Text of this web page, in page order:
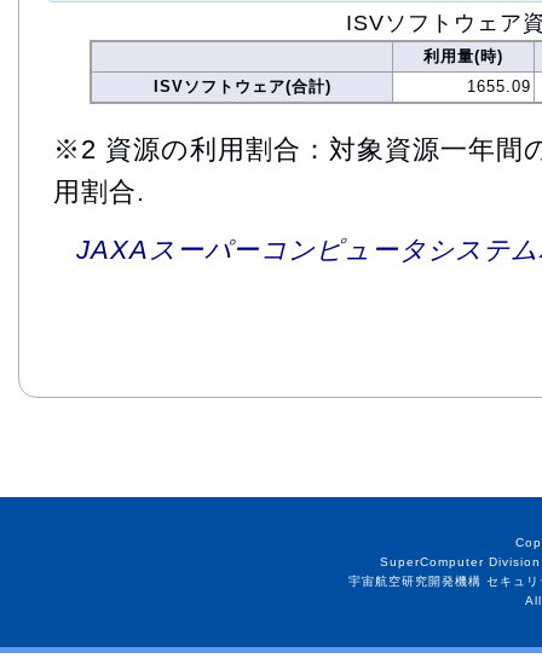
ISVソフトウェア
利用量(時)
ISVソフトウェア(合計)
1655.09
※2 資源の利用割合：対象資源一年間
用割合.
JAXAスーパーコンピュータシステ
SuperComputer
宇宙航空研究開発機構 セキュ